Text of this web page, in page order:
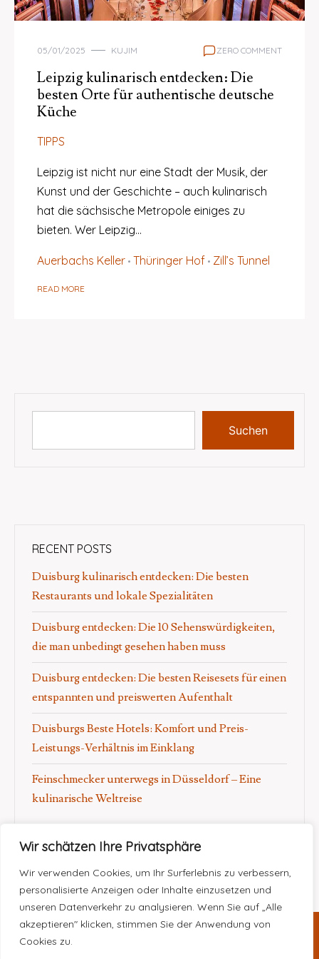
Wir schätzen Ihre Privatsphäre
Wir verwenden Cookies, um Ihr Surferlebnis zu verbessern,
personalisierte Anzeigen oder Inhalte einzusetzen und
unseren Datenverkehr zu analysieren. Wenn Sie auf „Alle
akzeptieren" klicken, stimmen Sie der Anwendung von
Cookies zu.
05/01/2025 KUJIM ZERO COMMENT
Leipzig kulinarisch entdecken: Die
besten Orte für authentische deutsche
Küche
TIPPS
Leipzig ist nicht nur eine Stadt der Musik, der
Kunst und der Geschichte – auch kulinarisch
hat die sächsische Metropole einiges zu
bieten. Wer Leipzig…
Auerbachs Keller Thüringer Hof Zill’s Tunnel
READ MORE
Suchen
RECENT POSTS
Duisburg kulinarisch entdecken: Die besten
Restaurants und lokale Spezialitäten
Duisburg entdecken: Die 10 Sehenswürdigkeiten,
die man unbedingt gesehen haben muss
Duisburg entdecken: Die besten Reisesets für einen
entspannten und preiswerten Aufenthalt
Duisburgs Beste Hotels: Komfort und Preis-
Leistungs-Verhältnis im Einklang
Feinschmecker unterwegs in Düsseldorf – Eine
kulinarische Weltreise